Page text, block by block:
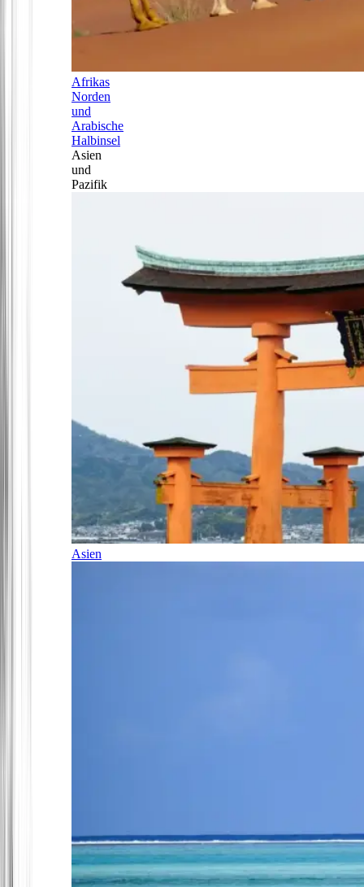
Afrikas
Norden
und
Arabische
Halbinsel
Asien
und
Pazifik
Asien